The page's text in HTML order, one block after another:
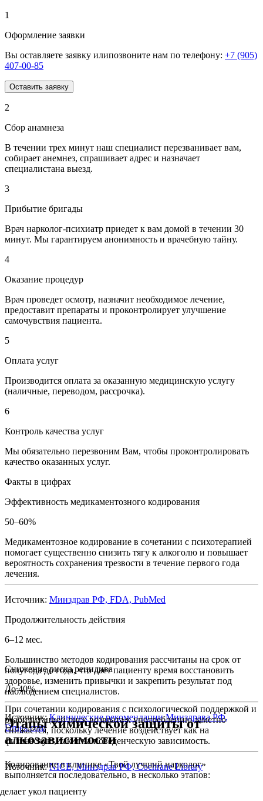
1
Оформление заявки
Вы оставляете заявку илипозвоните нам по телефону: +7 (905)
407-00-85
Оставить заявку
2
Сбор анамнеза
В течении трех минут наш специалист перезванивает вам,
собирает анемнез, спрашивает адрес и назначает
специалистана выезд.
3
Прибытие бригады
Врач нарколог-психиатр приедет к вам домой в течении 30
минут. Мы гарантируем анонимность и врачебную тайну.
4
Оказание процедур
Врач проведет осмотр, назначит необходимое лечение,
предоставит препараты и проконтролирует улучшение
самочувствия пациента.
5
Оплата услуг
Производится оплата за оказанную медицинскую услугу
(наличные, переводом, рассрочка).
6
Контроль качества услуг
Мы обязательно перезвоним Вам, чтобы проконтролировать
качество оказанных услуг.
Факты в цифрах
Эффективность медикаментозного кодирования
50–60%
Медикаментозное кодирование в сочетании с психотерапией
помогает существенно снизить тягу к алкоголю и повышает
вероятность сохранения трезвости в течение первого года
лечения.
Источник: Минздрав РФ, FDA, PubMed
Продолжительность действия
6–12 мес.
Большинство методов кодирования рассчитаны на срок от
полугода до года, что дает пациенту время восстановить
здоровье, изменить привычки и закрепить результат под
наблюдением специалистов.
Источник:Клинические рекомендации Минздрава РФ,
Drugs.com
Снижение риска рецидива
До 40%
При сочетании кодирования с психологической поддержкой и
реабилитацией риск возврата к употреблению заметно
снижается, поскольку лечение воздействует как на
физическую, так и на поведенческую зависимость.
Источник:NICE, Минздрав РФ, Cochrane Library
Этапы химической защиты от
алкозависимости
Кодирование в клинике «Твой лучший нарколог»
выполняется последовательно, в несколько этапов: